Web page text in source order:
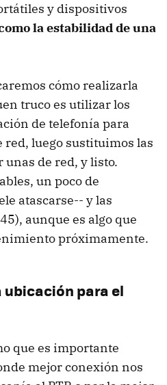
y dispositivos
la estabilidad de una
cómo realizarla
truco es utilizar los
de telefonía para
red, luego sustituimos las
unas de red, y listo.
un poco de
atascarse-- y las
aunque es algo que
próximamente.
ubicación para el
que es importante
mejor conexión nos